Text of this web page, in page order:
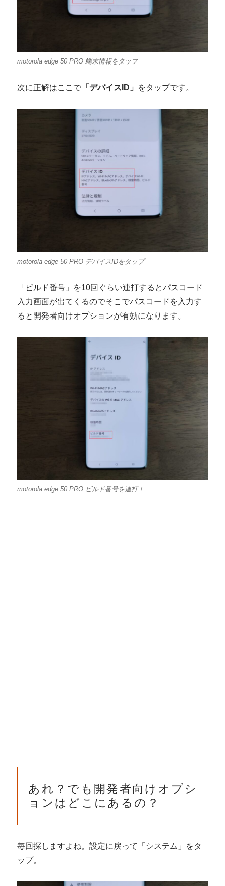
motorola edge 50 PRO 端末情報をタップ
次に正解はここで 「デバイスID」 をタップです。
motorola edge 50 PRO デバイスIDをタップ
「ビルド番号」を10回ぐらい連打するとパスコード
入力画面が出てくるのでそこでパスコードを入力す
ると開発者向けオプションが有効になります。
motorola edge 50 PRO ビルド番号を連打！
あれ？でも開発者向けオプシ
ョンはどこにあるの？
毎回探しますよね。設定に戻って「システム」をタ
ップ。